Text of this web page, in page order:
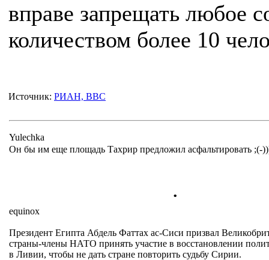
вправе запрещать любое
количеством более 10
Источник: РИАН, BBC
Yulechka
Он бы им еще площадь Тахрир предложил асфальтировать ;(-
.
equinox
Президент Египта Абдель Фаттах ас-Сиси призвал
страны-члены НАТО принять участие в восстановлении
в Ливии, чтобы не дать стране повторить судьбу Сирии.